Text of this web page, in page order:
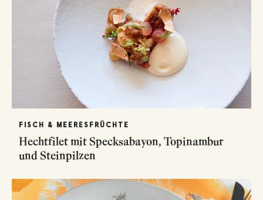
FISCH & MEERESFRÜCHTE
Hechtfilet mit Specksabayon, Topinambur
und Steinpilzen